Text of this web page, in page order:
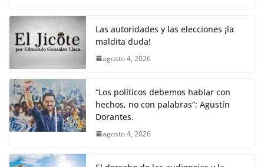
k
c
e
b
o
o
k
itt
er s
A
p
y
Li
k
gr e
Las autoridades y las elecciones ¡la
maldita duda!
agosto 4, 2026
“Los políticos debemos hablar con
hechos, no con palabras”: Agustín
Dorantes.
agosto 4, 2026